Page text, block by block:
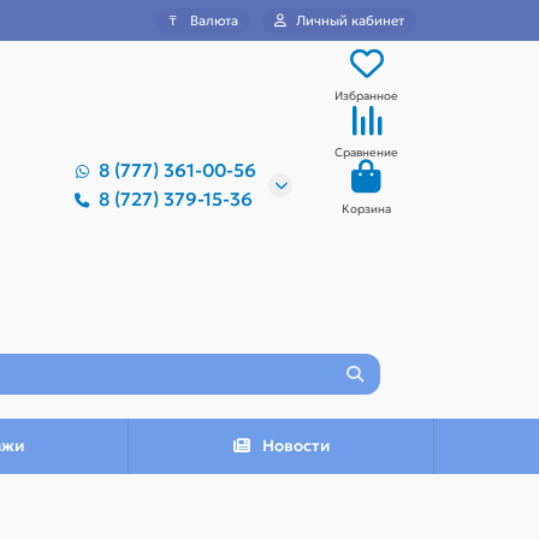
₸ Валюта Личный кабинет
8 (777) 361-00-56
8 (727) 379-15-36
Избранное
Сравнение
Корзина
Новости